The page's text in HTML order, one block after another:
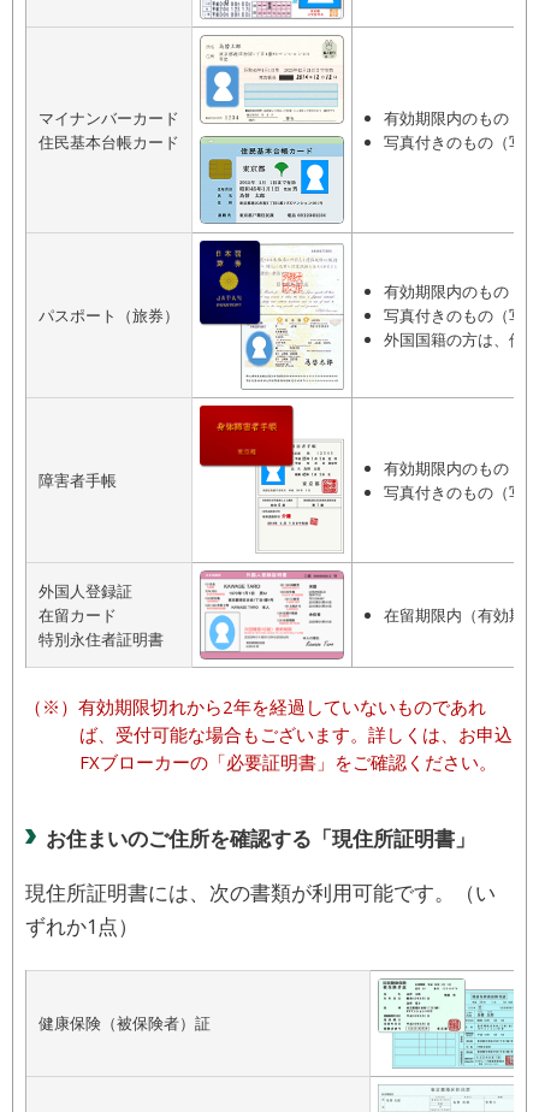
マイナンバーカード
住民基本台帳カード
有効期限内のもの
写真付きのもの（写
パスポート（旅券）
有効期限内のもの
写真付きのもの（写
外国国籍の方は、他
障害者手帳
有効期限内のもの
写真付きのもの（写
外国人登録証
在留カード
特別永住者証明書
在留期限内（有効期
有効期限切れから2年を経過していないものであれ
ば、受付可能な場合もございます。詳しくは、お申込
FXブローカーの「必要証明書」をご確認ください。
お住まいのご住所を確認する「現住所証明書」
現住所証明書には、次の書類が利用可能です。（い
ずれか1点）
健康保険（被保険者）証